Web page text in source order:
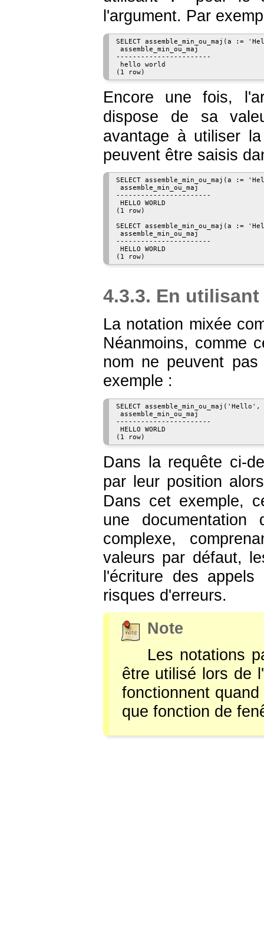
l'argument. Par
SELECT assemble_min_ou_maj(a
assemble_min_ou_maj
-----------------------
hello world
Encore une fois,
dispose de sa
avantage à utiliser
peuvent être saisis
SELECT assemble_min_ou_maj(a
assemble_min_ou_maj
-----------------------
HELLO WORLD
(1 row)
SELECT assemble_min_ou_maj(a
assemble_min_ou_maj
-----------------------
HELLO WORLD
4.3.3. En
La notation mixée
Néanmoins, comme
nom ne peuvent
exemple :
SELECT
assemble_min_ou_maj
-----------------------
HELLO WORLD
Dans la requête ci-
par leur position
Dans cet exemple,
une
complexe,
valeurs par défaut,
l'écriture des
risques d'erreurs.
Note
Les notations
être utilisé lors de
fonctionnent
que fonction de